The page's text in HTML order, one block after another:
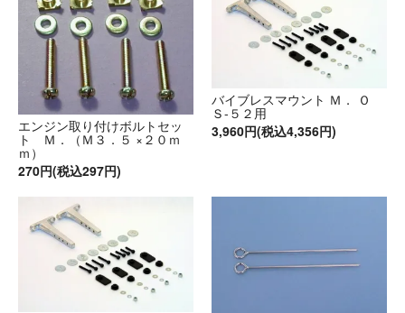
エンジン取り付けボルトセッ
ト Ｍ．（Ｍ３．５ ×２０ｍ
ｍ）
270円(税込297円)
バイブレスマウント Ｍ． Ｏ
Ｓ-５２用
3,960円(税込4,356円)